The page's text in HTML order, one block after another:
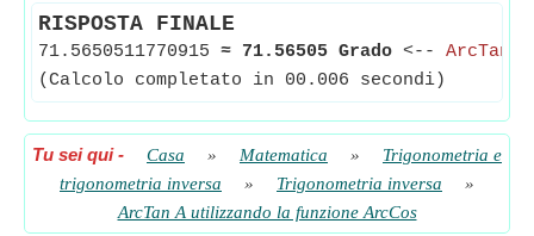
RISPOSTA FINALE
71.5650511770915 ≈ 71.56505 Grado <-- ArcTan A
(Calcolo completato in 00.006 secondi)
Tu sei qui- Casa » Matematica »
Trigonometria e
trigonometria inversa
» Trigonometria inversa
»
ArcTan A utilizzando la funzione ArcCos